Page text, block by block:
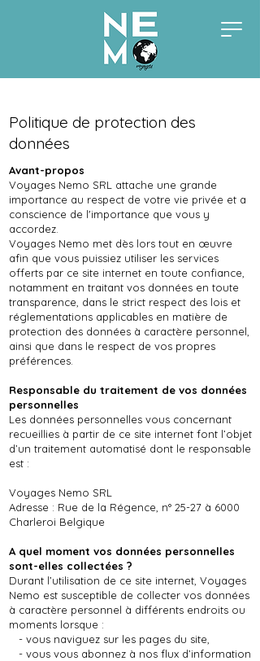
Politique de protection des
données
Avant-propos
Voyages Nemo SRL attache une grande
importance au respect de votre vie privée et a
conscience de l'importance que vous y
accordez.
Voyages Nemo met dès lors tout en œuvre
afin que vous puissiez utiliser les services
offerts par ce site internet en toute confiance,
notamment en traitant vos données en toute
transparence, dans le strict respect des lois et
réglementations applicables en matière de
protection des données à caractère personnel,
ainsi que dans le respect de vos propres
préférences.
Responsable du traitement de vos données
personnelles
Les données personnelles vous concernant
recueillies à partir de ce site internet font l’objet
d’un traitement automatisé dont le responsable
est :
Voyages Nemo SRL
Adresse : Rue de la Régence, n° 25-27 à 6000
Charleroi Belgique
A quel moment vos données personnelles
sont-elles collectées ?
Durant l’utilisation de ce site internet, Voyages
Nemo est susceptible de collecter vos données
à caractère personnel à différents endroits ou
moments lorsque :
- vous naviguez sur les pages du site,
- vous vous abonnez à nos flux d’information